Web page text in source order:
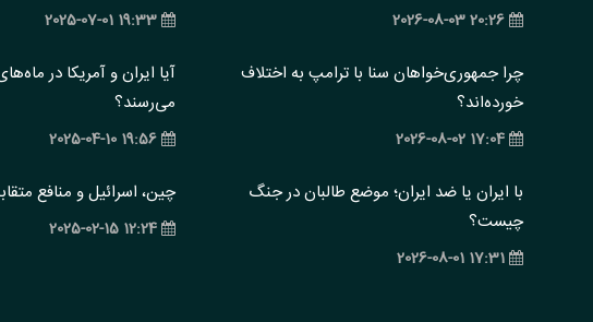
20:26 2026-08-03
چرا جمهوری‌خواهان سنا با ترامپ به اختلاف
خورده‌اند؟
17:04 2026-08-02
با ایران یا ضد ایران؛ موضع طالبان در جنگ
چیست؟
17:31 2026-08-01
19:33 2025-07-01
آیا ایران و آمریکا در
می‌رسند؟
19:56 2025-04-10
چین، اسرائیل و منافع
12:24 2025-02-15